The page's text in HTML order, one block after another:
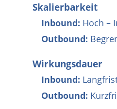
Skalierbarkeit
Inbound: Hoch –
Outbound:
Wirkungsdauer
Inbound:
Outbound: